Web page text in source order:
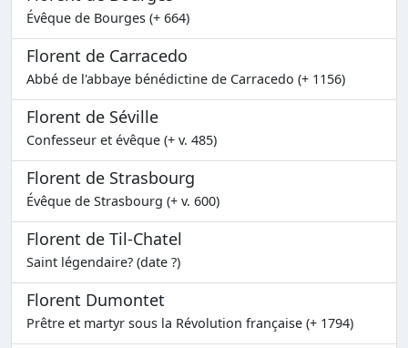
Évêque de Bourges (+ 664)
Florent de Carracedo
Abbé de l'abbaye bénédictine de Carracedo (+ 1156)
Florent de Séville
Confesseur et évêque (+ v. 485)
Florent de Strasbourg
Évêque de Strasbourg (+ v. 600)
Florent de Til-Chatel
Saint légendaire? (date ?)
Florent Dumontet
Prêtre et martyr sous la Révolution française (+ 1794)